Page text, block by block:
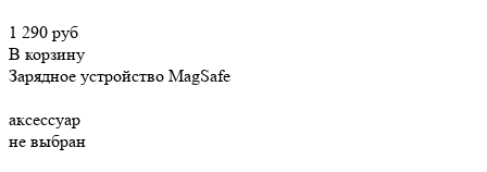
1 290 руб
В корзину
Зарядное устройство MagSafe
аксессуар
не выбран